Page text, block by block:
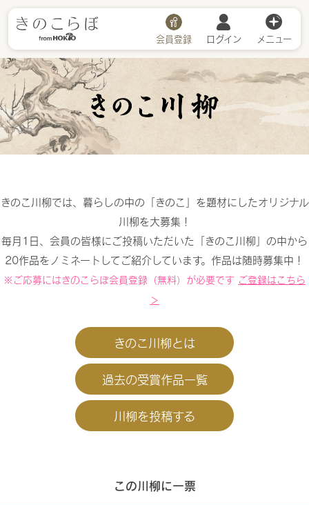
会員登録 ログイン メニュー
川柳詳細
きのこ川柳では、暮らしの中の「きのこ」を題材にしたオリジナル
川柳を大募集！
毎月1日、会員の皆様にご投稿いただいた「きのこ川柳」の中から
20作品をノミネートしてご紹介しています。作品は随時募集中！
※ご応募にはきのこらぼ会員登録（無料）が必要です ご登録はこちら
＞
きのこ川柳とは
過去の受賞作品一覧
川柳を投稿する
この川柳に一票